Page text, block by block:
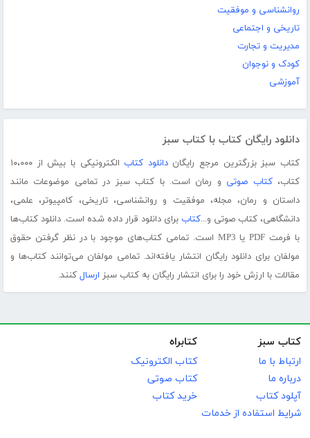
روانشناسی و موفقیت
تاریخی و اجتماعی
مدیریت و تجارت
کودک و نوجوان
آموزشی
دانلود رایگان کتاب با کتاب سبز
کتاب سبز بزرگترین مرجع رایگاندانلود کتاب
الکترونیکی با بیش از ۱۰،۰۰۰
کتاب،کتاب صوتی و رمان است. با کتاب سبز در تمامی موضوعات مانند
داستان و رمان، مجله، موفقیت و روانشناسی، تاریخی، کامپیوتر، علمی،
دانشگاهی، کتاب صوتی و...کتاب برای دانلود قرار داده شده است. دانلود کتاب‌ها
با فرمت PDF یا MP3 است. تمامی کتاب‌های موجود با در نظر گرفتن حقوق
مولفان برای دانلود رایگان انتشار یافته‌اند. تمامی مولفان می‌توانند کتاب‌ها و
مقالات با ارزش خود را برای انتشار رایگان به کتاب سبز ارسال کنند.
کتاب سبز
ارتباط با ما
درباره ما
آپلود کتاب
شرایط استفاده از خدمات
کتابراه
کتاب الکترونیک
کتاب صوتی
خرید کتاب